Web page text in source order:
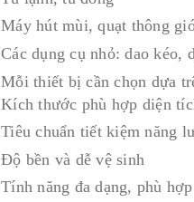
Máy hút mùi, quạt thông
Các dụng cụ nhỏ: dao kéo,
Mỗi thiết bị cần chọn dựa
Kích thước phù hợp diện
Tiêu chuẩn tiết kiệm năng
Độ bền và dễ vệ sinh
Tính năng đa dạng, phù